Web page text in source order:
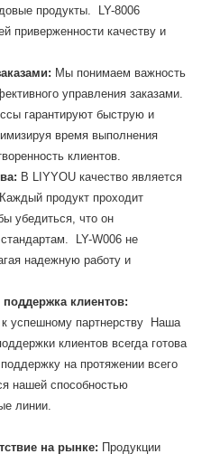
продукты. LY-8006
приверженности качеству и
Мы понимаем важность
управления заказами.
гарантируют быструю и
время выполнения
клиентов.
В LIYYOU качество является
продукт проходит
убедиться, что он
LY-W006 не
надежную работу и
клиентов:
успешному партнерству Наша
клиентов всегда готова
на протяжении всего
нашей способностью
линии.
на рынке: Продукции